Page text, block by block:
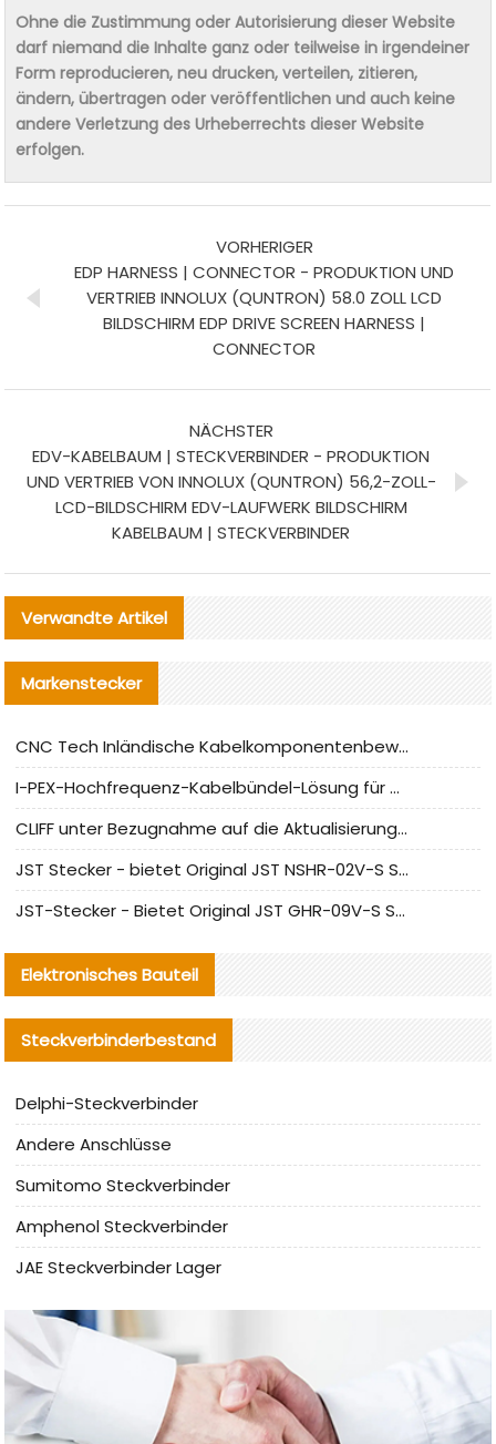
Ohne die Zustimmung oder Autorisierung dieser Website
darf niemand die Inhalte ganz oder teilweise in irgendeiner
Form reproducieren, neu drucken, verteilen, zitieren,
ändern, übertragen oder veröffentlichen und auch keine
andere Verletzung des Urheberrechts dieser Website
erfolgen.
VORHERIGER
EDP HARNESS | CONNECTOR - PRODUKTION UND
VERTRIEB INNOLUX (QUNTRON) 58.0 ZOLL LCD
BILDSCHIRM EDP DRIVE SCREEN HARNESS |
CONNECTOR
NÄCHSTER
EDV-KABELBAUM | STECKVERBINDER - PRODUKTION
UND VERTRIEB VON INNOLUX (QUNTRON) 56,2-ZOLL-
LCD-BILDSCHIRM EDV-LAUFWERK BILDSCHIRM
KABELBAUM | STECKVERBINDER
Verwandte Artikel
Markenstecker
CNC Tech Inländische Kabelkomponentenbewertung und Massenproduktionsanpassungsanleitung
I-PEX-Hochfrequenz-Kabelbündel-Lösung für die heimische Produktion analysiert
CLIFF unter Bezugnahme auf die Aktualisierung der chinesischen Stecker-Testnormen
JST Stecker - bietet Original JST NSHR-02V-S Stecker und Ersatzteile an
JST-Stecker - Bietet Original JST GHR-09V-S Stecker und Ersatzteile an
Elektronisches Bauteil
Steckverbinderbestand
Delphi-Steckverbinder
Andere Anschlüsse
Sumitomo Steckverbinder
Amphenol Steckverbinder
JAE Steckverbinder Lager